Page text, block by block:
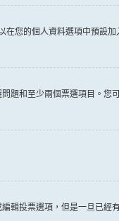
在您的個人資料選項中預設
題和至少兩個票選項目。您
輯投票選項，但是一旦已經